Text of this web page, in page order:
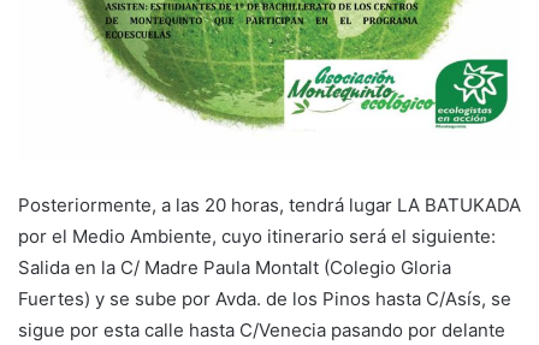
Posteriormente, a las 20 horas, tendrá lugar LA BATUKADA
por el Medio Ambiente, cuyo itinerario será el siguiente:
Salida en la C/ Madre Paula Montalt (Colegio Gloria
Fuertes) y se sube por Avda. de los Pinos hasta C/Asís, se
sigue por esta calle hasta C/Venecia pasando por delante